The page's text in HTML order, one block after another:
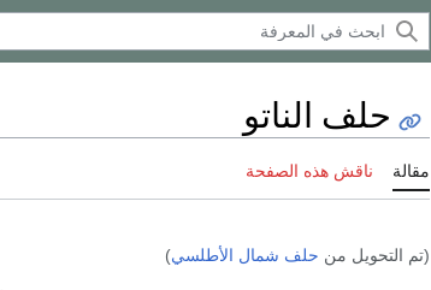
حلف الناتو
مقالة ناقش هذه الصفحة
(تم التحويل من حلف شمال الأطلسي)